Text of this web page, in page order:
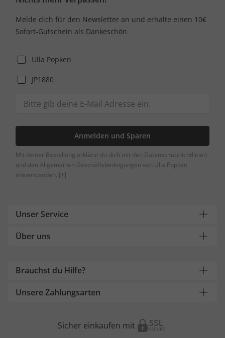
Melde dich für den Newsletter an und erhalte einen 10€
Sofort-Gutschein als Dankeschön
Ulla Popken
JP1880
Anmelden und Sparen
Mit deiner Bestellung erklärst du dich mit den Datenschutzrichtlinien
und den Allgemeinen Geschäftsbedingungen von Ulla Popken
einverstanden. [+]
Unser Service
Über uns
Brauchst du Hilfe?
Unsere Zahlungsarten
Sicher einkaufen mit